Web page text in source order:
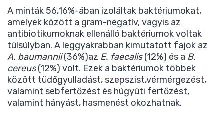
A minták 56,16%-ában izoláltak baktériumokat,
amelyek között a gram-negatív, vagyis az
antibiotikumoknak ellenálló baktériumok voltak
túlsúlyban. A leggyakrabban kimutatott fajok az
A. baumannii(36%)az E. faecalis(12%) és a B.
cereus(12%) volt. Ezek a baktériumok többek
között tüdőgyulladást, szepszist,vérmérgezést,
valamint sebfertőzést és húgyúti fertőzést,
valamint hányást, hasmenést okozhatnak.